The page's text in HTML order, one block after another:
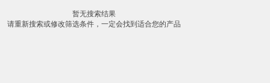
暂无搜索结果
请重新搜索或修改筛选条件，一定会找到适合您的产品